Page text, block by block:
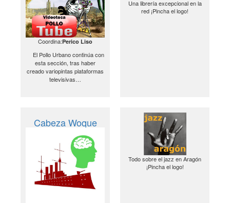
Coordina:Perico Liso
El Pollo Urbano continúa con
esta sección, tras haber
creado variopintas plataformas
televisivas…
Una librería excepcional en la
red ¡Pincha el logo!
Cabeza Woque
Todo sobre el jazz en Aragón
¡Pincha el logo!